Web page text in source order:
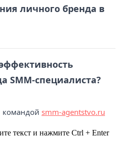
личного бренда в
SMM-специалиста?
командой smm-agentstvo.ru
текст и нажмите Ctrl + Enter